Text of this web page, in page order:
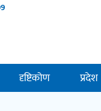
दृष्टिकोण प्रदेश